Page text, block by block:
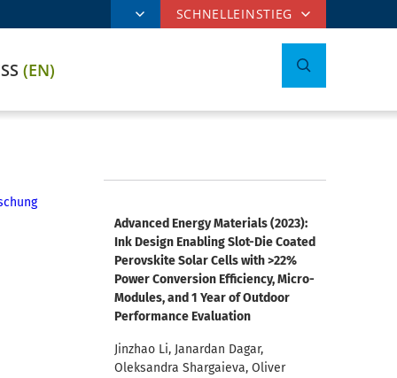
SCHNELLEINSTIEG
(EN)
Advanced Energy Materials (2023):
Ink Design Enabling Slot-Die Coated
Perovskite Solar Cells with >22%
Power Conversion Efficiency, Micro-
Modules, and 1 Year of Outdoor
Performance Evaluation
Jinzhao Li, Janardan Dagar,
Oleksandra Shargaieva, Oliver